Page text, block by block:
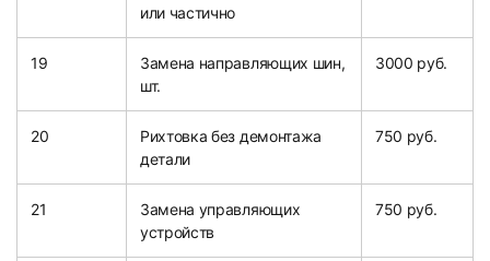
или частично
19
Замена направляющих шин,
шт.
3000 руб.
20
Рихтовка без демонтажа
детали
750 руб.
21
Замена управляющих
устройств
750 руб.